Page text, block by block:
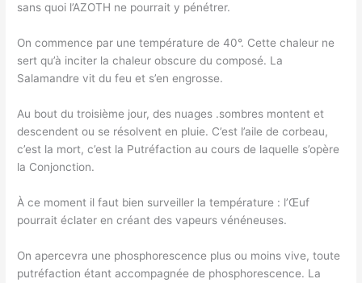
sans quoi l’AZOTH ne pourrait y pénétrer.
On commence par une température de 40°. Cette chaleur ne
sert qu’à inciter la chaleur obscure du composé. La
Salamandre vit du feu et s’en engrosse.
Au bout du troisième jour, des nuages .sombres montent et
descendent ou se résolvent en pluie. C’est l’aile de corbeau,
c’est la mort, c’est la Putréfaction au cours de laquelle s’opère
la Conjonction.
À ce moment il faut bien surveiller la température : l’Œuf
pourrait éclater en créant des vapeurs vénéneuses.
On apercevra une phosphorescence plus ou moins vive, toute
putréfaction étant accompagnée de phosphorescence. La